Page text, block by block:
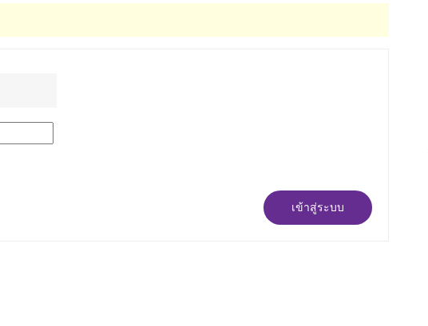
เข้าสู่ระบบ